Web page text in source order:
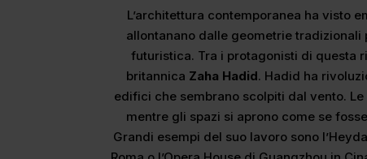
L’architettura contemporanea ha visto
allontanano dalle geometrie tradizionali
futuristica. Tra i protagonisti di questa
britannica Zaha Hadid. Hadid ha
edifici che sembrano scolpiti dal vento.
mentre gli spazi si aprono come se
Grandi esempi del suo lavoro sono